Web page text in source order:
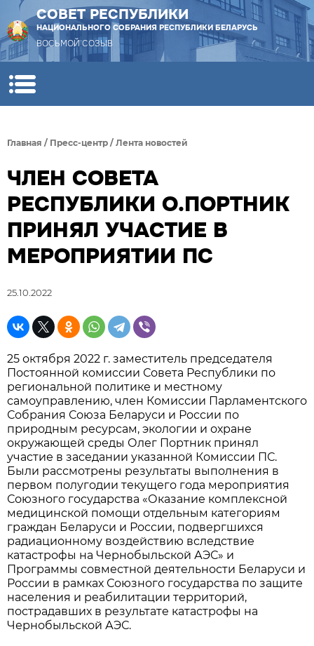
СОВЕТ РЕСПУБЛИКИ
НАЦИОНАЛЬНОГО СОБРАНИЯ РЕСПУБЛИКИ БЕЛАРУСЬ
ВОСЬМОЙ СОЗЫВ
Главная / Пресс-центр / Лента новостей
ЧЛЕН СОВЕТА
РЕСПУБЛИКИ О.ПОРТНИК
ПРИНЯЛ УЧАСТИЕ В
МЕРОПРИЯТИИ ПС
25.10.2022
25 октября 2022 г. заместитель председателя
Постоянной комиссии Совета Республики по
региональной политике и местному
самоуправлению, член Комиссии Парламентского
Собрания Союза Беларуси и России по
природным ресурсам, экологии и охране
окружающей среды Олег Портник принял
участие в заседании указанной Комиссии ПС.
Были рассмотрены результаты выполнения в
первом полугодии текущего года мероприятия
Союзного государства «Оказание комплексной
медицинской помощи отдельным категориям
граждан Беларуси и России, подвергшихся
радиационному воздействию вследствие
катастрофы на Чернобыльской АЭС» и
Программы совместной деятельности Беларуси и
России в рамках Союзного государства по защите
населения и реабилитации территорий,
пострадавших в результате катастрофы на
Чернобыльской АЭС.